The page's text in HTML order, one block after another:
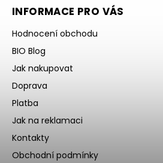
INFORMACE PRO VÁS
Hodnocení obchodu
BIO Blog
Jak nakupovat
Doprava
Platba
Jak na reklamaci
Kontakty
Obchodní podmínky